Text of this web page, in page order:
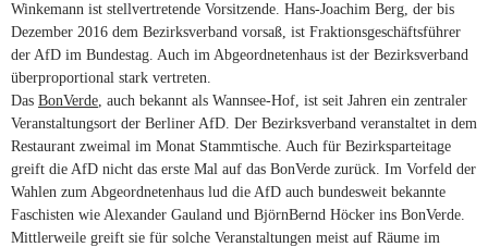
Winkemann ist stellvertretende Vorsitzende. Hans-Joachim Berg, der bis
Dezember 2016 dem Bezirksverband vorsaß, ist Fraktionsgeschäftsführer
der AfD im Bundestag. Auch im Abgeordnetenhaus ist der Bezirksverband
überproportional stark vertreten.
Das BonVerde, auch bekannt als Wannsee-Hof, ist seit Jahren ein zentraler
Veranstaltungsort der Berliner AfD. Der Bezirksverband veranstaltet in dem
Restaurant zweimal im Monat Stammtische. Auch für Bezirksparteitage
greift die AfD nicht das erste Mal auf das BonVerde zurück. Im Vorfeld der
Wahlen zum Abgeordnetenhaus lud die AfD auch bundesweit bekannte
Faschisten wie Alexander Gauland und BjörnBernd Höcker ins BonVerde.
Mittlerweile greift sie für solche Veranstaltungen meist auf Räume im